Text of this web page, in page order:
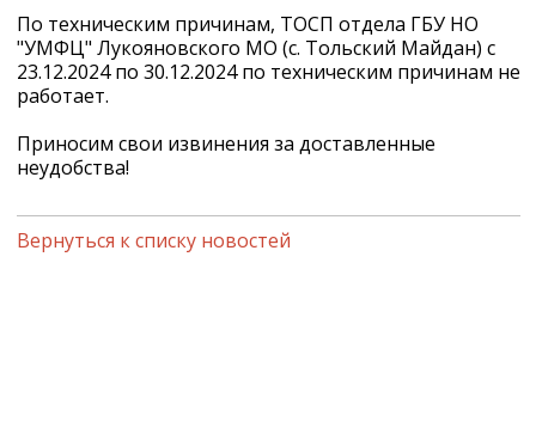
По техническим причинам, ТОСП отдела ГБУ НО
"УМФЦ" Лукояновского МО (с. Тольский Майдан) с
23.12.2024 по 30.12.2024 по техническим причинам не
работает.
Приносим свои извинения за доставленные
неудобства!
Вернуться к списку новостей